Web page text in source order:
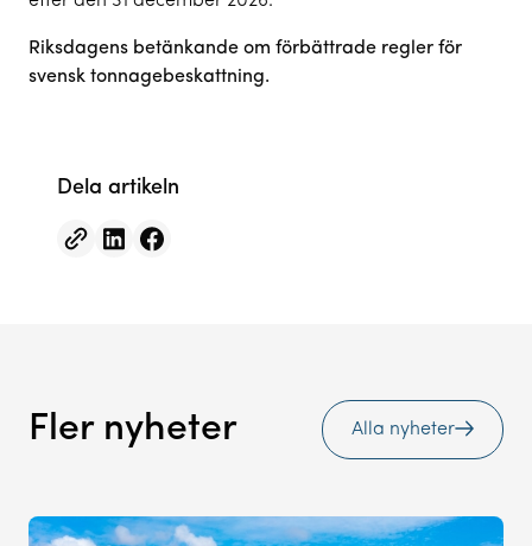
Riksdagens betänkande om förbättrade regler för
svensk tonnagebeskattning.
Dela artikeln
Fler nyheter Alla nyheter